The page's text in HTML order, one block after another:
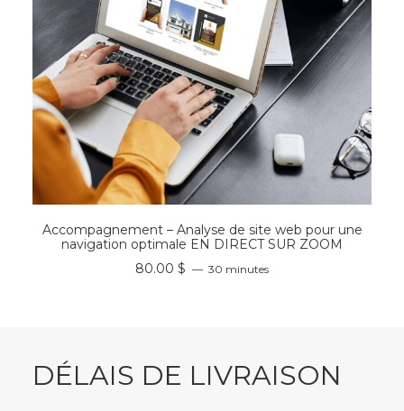
RÉSERVER
Accompagnement – Analyse de site web pour une
navigation optimale EN DIRECT SUR ZOOM
80.00 $ 30 minutes
DÉLAIS DE LIVRAISON